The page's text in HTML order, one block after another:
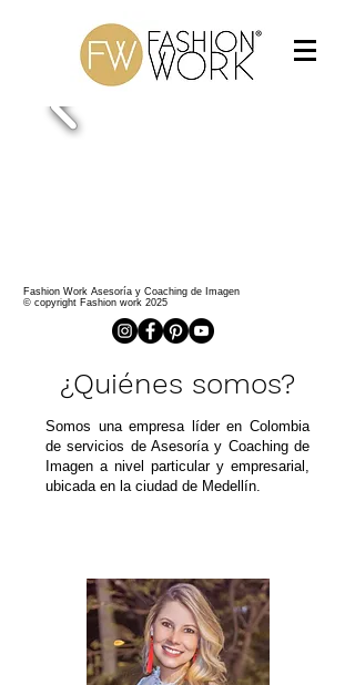
Fashion Work Asesoría y Coaching de Imagen
​ © copyright Fashion work 2025
¿Quiénes somos?
Somos una empresa líder en Colombia
de servicios de Asesoría y Coaching de
Imagen a nivel particular y empresarial,
ubicada en la ciudad de Medellín.